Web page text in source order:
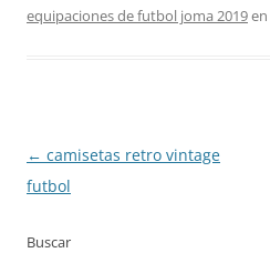
equipaciones de futbol joma 2019en
Navegación
de
← camisetas retro vintage
futbol
Buscar